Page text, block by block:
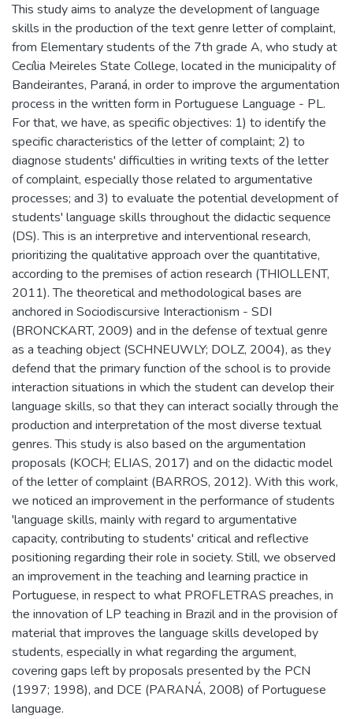
This study aims to analyze the development of language
skills in the production of the text genre letter of complaint,
from Elementary students of the 7th grade A, who study at
Cecília Meireles State College, located in the municipality of
Bandeirantes, Paraná, in order to improve the argumentation
process in the written form in Portuguese Language - PL.
For that, we have, as specific objectives: 1) to identify the
specific characteristics of the letter of complaint; 2) to
diagnose students' difficulties in writing texts of the letter
of complaint, especially those related to argumentative
processes; and 3) to evaluate the potential development of
students' language skills throughout the didactic sequence
(DS). This is an interpretive and interventional research,
prioritizing the qualitative approach over the quantitative,
according to the premises of action research (THIOLLENT,
2011). The theoretical and methodological bases are
anchored in Sociodiscursive Interactionism - SDI
(BRONCKART, 2009) and in the defense of textual genre
as a teaching object (SCHNEUWLY; DOLZ, 2004), as they
defend that the primary function of the school is to provide
interaction situations in which the student can develop their
language skills, so that they can interact socially through the
production and interpretation of the most diverse textual
genres. This study is also based on the argumentation
proposals (KOCH; ELIAS, 2017) and on the didactic model
of the letter of complaint (BARROS, 2012). With this work,
we noticed an improvement in the performance of students
'language skills, mainly with regard to argumentative
capacity, contributing to students' critical and reflective
positioning regarding their role in society. Still, we observed
an improvement in the teaching and learning practice in
Portuguese, in respect to what PROFLETRAS preaches, in
the innovation of LP teaching in Brazil and in the provision of
material that improves the language skills developed by
students, especially in what regarding the argument,
covering gaps left by proposals presented by the PCN
(1997; 1998), and DCE (PARANÁ, 2008) of Portuguese
language.